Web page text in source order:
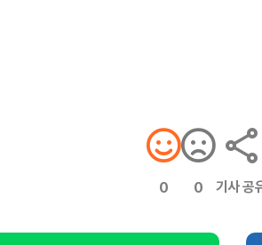
0 0 기사 공